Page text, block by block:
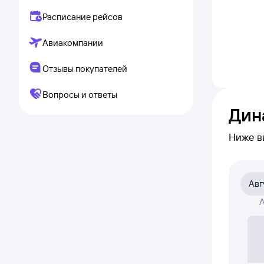
Расписание рейсов
Авиакомпании
Отзывы покупателей
Вопросы и ответы
Ниже
На
была